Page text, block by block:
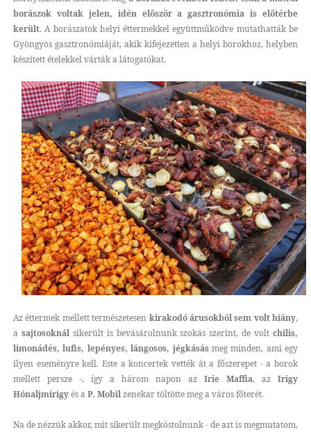
borászok voltak jelen, idén először a gasztronómia is előtérbe
került. A borászatok helyi éttermekkel együttműködve mutathatták be
Gyöngyös gasztronómiáját, akik kifejezetten a helyi borokhoz, helyben
készített ételekkel várták a látogatókat.
Az éttermek mellett természetesen kirakodó árusokból sem volt hiány,
a sajtosoknál sikerült is bevásárolnunk szokás szerint, de voltchilis,
limonádés, lufis, lepényes, lángosos, jégkásásmeg minden, ami egy
ilyen eseményre kell. Este a koncertek vették át a főszerepet - a borok
mellett persze -, így a három napon az Irie Maffia, az Irigy
Hónaljmirigyés aP. Mobilzenekar töltötte meg a város főterét.
Na de nézzük akkor, mit sikerült megkóstolnunk - de azt is megmutatom,